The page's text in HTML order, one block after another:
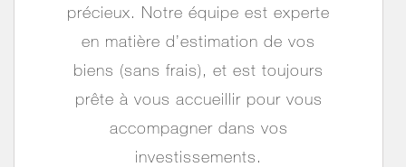
précieux. Notre équipe est experte
en matière d’estimation de vos
biens (sans frais), et est toujours
prête à vous accueillir pour vous
accompagner dans vos
investissements.